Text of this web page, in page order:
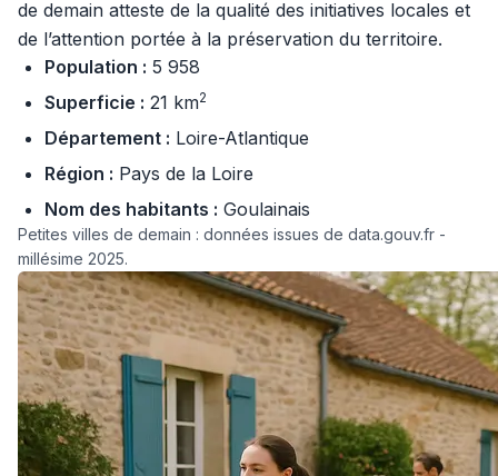
de demain atteste de la qualité des initiatives locales et
de l’attention portée à la préservation du territoire.
Population : 5 958
Superficie : 21 km2
Département : Loire-Atlantique
Région : Pays de la Loire
Nom des habitants : Goulainais
Petites villes de demain : données issues de data.gouv.fr -
millésime 2025.